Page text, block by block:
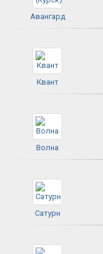
Авангард
Квант
Волна
Сатурн